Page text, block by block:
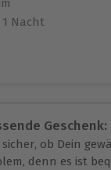
1 Nacht
basierend auf 34
Geschenk:
ob Dein
denn es ist